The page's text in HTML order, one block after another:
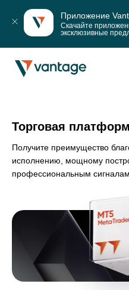
Приложение
Скачайте
эксклюзивные
Торговая
Получите преимущество
исполнению,
мощному
профессиональным сигналам.